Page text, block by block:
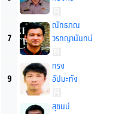
7
ณัทธภณ
วรทญานันทน์
9
ทรง
อัปมะทัง
สุชนม์